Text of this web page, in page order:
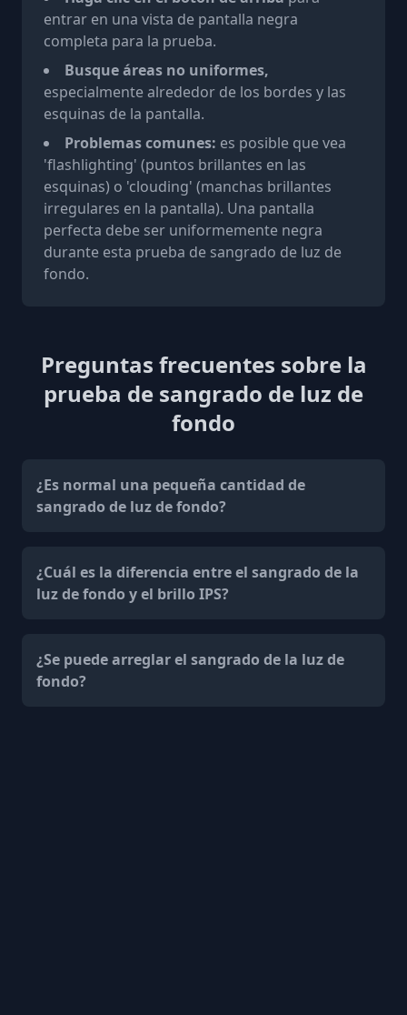
entrar en una vista de pantalla negra
completa para la prueba.
Busque áreas no uniformes,
especialmente alrededor de los bordes y las
esquinas de la pantalla.
Problemas comunes: es posible que vea
'flashlighting' (puntos brillantes en las
esquinas) o 'clouding' (manchas brillantes
irregulares en la pantalla). Una pantalla
perfecta debe ser uniformemente negra
durante esta prueba de sangrado de luz de
fondo.
Preguntas frecuentes sobre la
prueba de sangrado de luz de
fondo
¿Es normal una pequeña cantidad de
sangrado de luz de fondo?
¿Cuál es la diferencia entre el sangrado de la
luz de fondo y el brillo IPS?
¿Se puede arreglar el sangrado de la luz de
fondo?